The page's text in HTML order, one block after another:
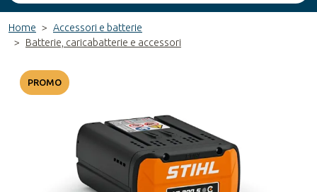
Home
Accessori e batterie
Batterie, caricabatterie e accessori
PROMO